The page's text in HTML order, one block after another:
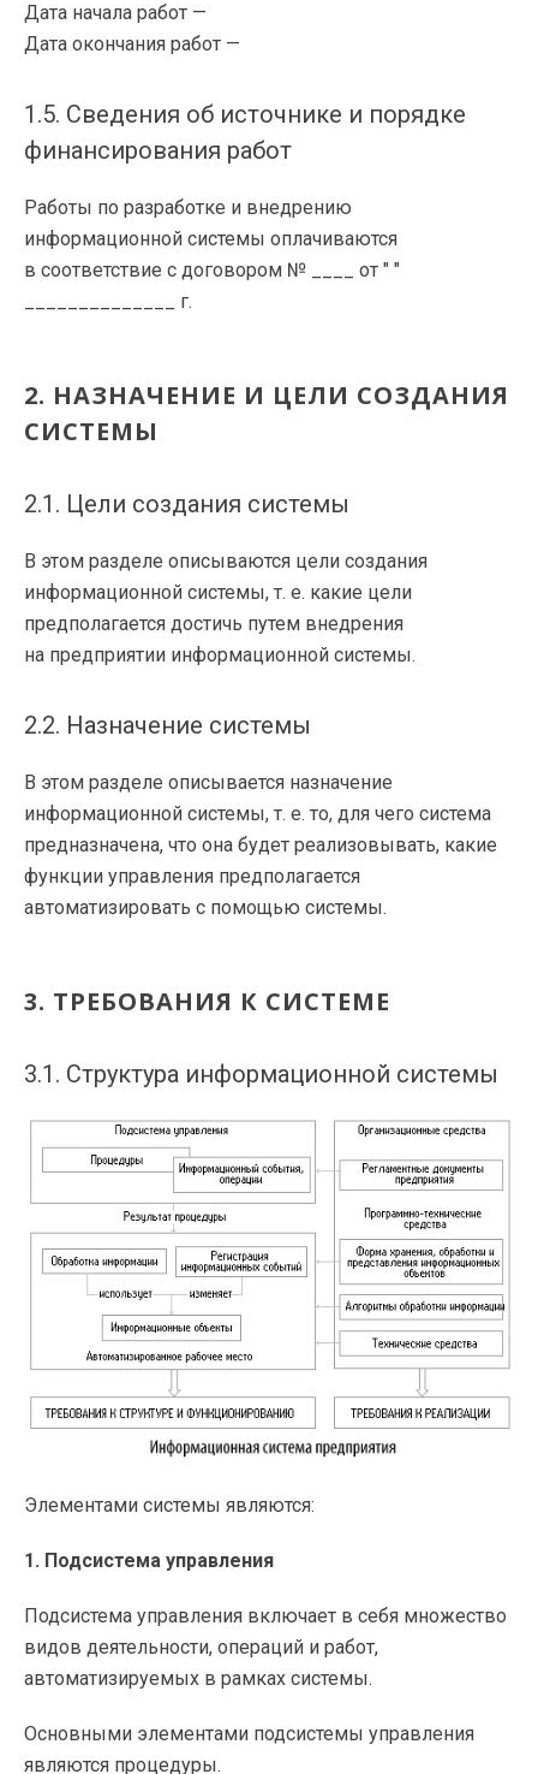
Дата начала работ —
Дата окончания работ —
1.5. Сведения об источнике и порядке
финансирования работ
Работы по разработке и внедрению
информационной системы оплачиваются
в соответствие с договором № ____ от " "
______________ г.
2. НАЗНАЧЕНИЕ И ЦЕЛИ СОЗДАНИЯ
СИСТЕМЫ
2.1. Цели создания системы
В этом разделе описываются цели создания
информационной системы, т. е. какие цели
предполагается достичь путем внедрения
на предприятии информационной системы.
2.2. Назначение системы
В этом разделе описывается назначение
информационной системы, т. е. то, для чего система
предназначена, что она будет реализовывать, какие
функции управления предполагается
автоматизировать с помощью системы.
3. ТРЕБОВАНИЯ К СИСТЕМЕ
3.1. Структура информационной системы
Элементами системы являются:
1. Подсистема управления
Подсистема управления включает в себя множество
видов деятельности, операций и работ,
автоматизируемых в рамках системы.
Основными элементами подсистемы управления
являются процедуры.